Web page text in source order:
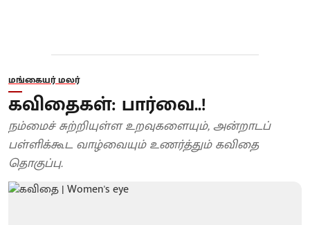
மங்கையர் மலர்
கவிதைகள்: பார்வை..!
நம்மைச் சுற்றியுள்ள உறவுகளையும், அன்றாடப்
பள்ளிக்கூட வாழ்வையும் உணர்த்தும் கவிதை
தொகுப்பு.